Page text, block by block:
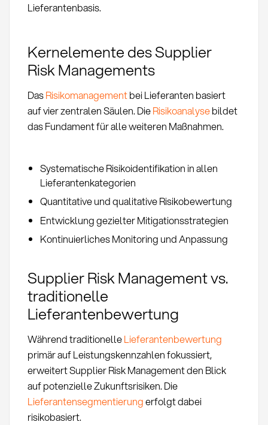
Lieferantenbasis.
Kernelemente des Supplier
Risk Managements
DasRisikomanagementbei Lieferanten basiert
auf vier zentralen Säulen. DieRisikoanalysebildet
das Fundament für alle weiteren Maßnahmen.
Systematische Risikoidentifikation in allen
Lieferantenkategorien
Quantitative und qualitative Risikobewertung
Entwicklung gezielter Mitigationsstrategien
Kontinuierliches Monitoring und Anpassung
Supplier Risk Management vs.
traditionelle
Lieferantenbewertung
Während traditionelleLieferantenbewertung
primär auf Leistungskennzahlen fokussiert,
erweitert Supplier Risk Management den Blick
auf potenzielle Zukunftsrisiken. Die
Lieferantensegmentierungerfolgt dabei
risikobasiert.